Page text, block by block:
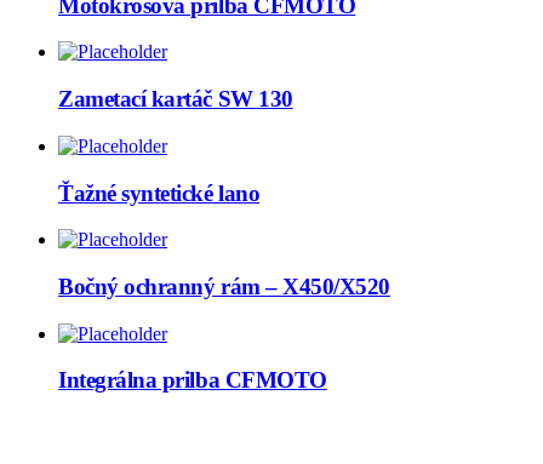
Zametací kartáč SW 130
Ťažné syntetické lano
Bočný ochranný rám – X450/X520
Integrálna prilba CFMOTO